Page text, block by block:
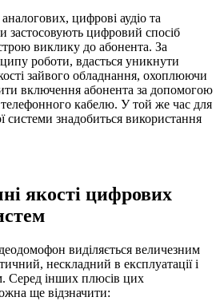
цифрові аудіо та
застосовують цифровий спосіб
виклику до абонента. За
роботи, вдасться уникнути
зайвого обладнання, охоплюючи
включення абонента за допомогою
кабелю. У той же час для
системи знадобиться використання
якості цифрових
виділяється величезним
нескладний в експлуатації і
Серед інших плюсів цих
ще відзначити: